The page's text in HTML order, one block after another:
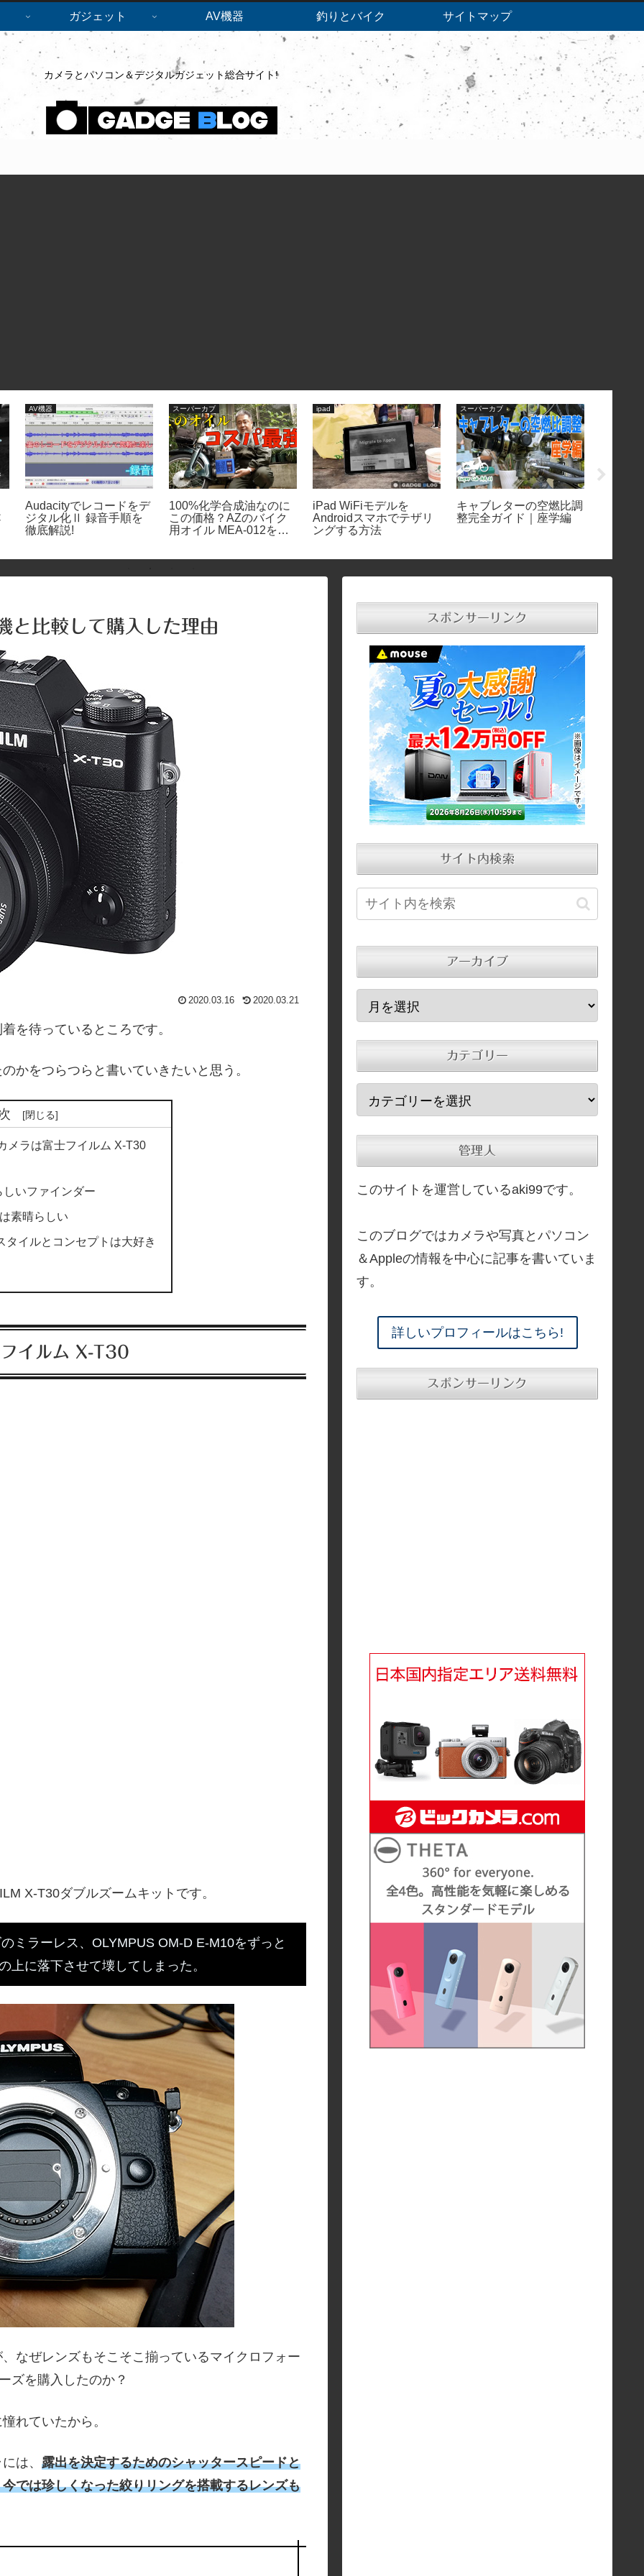
カメラとパソコン＆デジタルガジェット総合サイト!
ガジェット AV機器 釣りとバイク サイトマップ
AV機器
Audacityでレコードをデ
ジタル化Ⅱ 録音手順を
徹底解説!
スーパーカブ
100%化学合成油なのに
この価格？AZのバイク
用オイル MEA-012を調
ipad
iPad WiFiモデルを
Androidスマホでテザリ
ングする方法
スーパーカブ
キャブレターの空燃比調
整完全ガイド｜座学編
と比較して購入した理由
2020.03.16 2020.03.21
を待っているところです。
かをつらつらと書いていきたいと思う。
メラは富士フイルム X-T30
いファインダー
素晴らしい
イルとコンセプトは大好き
イルム X-T30
X-T30ダブルズームキットです。
ミラーレス、OLYMPUS OM-D E-M10をずっと
上に落下させて壊してしまった。
なぜレンズもそこそこ揃っているマイクロフォー
ズを購入したのか？
れていたから。
は、 露出を決定するためのシャッタースピードと
では珍しくなった絞りリングを搭載するレンズも
スポンサーリンク
サイト内検索
アーカイブ
カテゴリー
管理人
このサイトを運営しているaki99です。
このブログではカメラや写真とパソコン
＆Appleの情報を中心に記事を書いていま
す。
詳しいプロフィールはこちら!
スポンサーリンク